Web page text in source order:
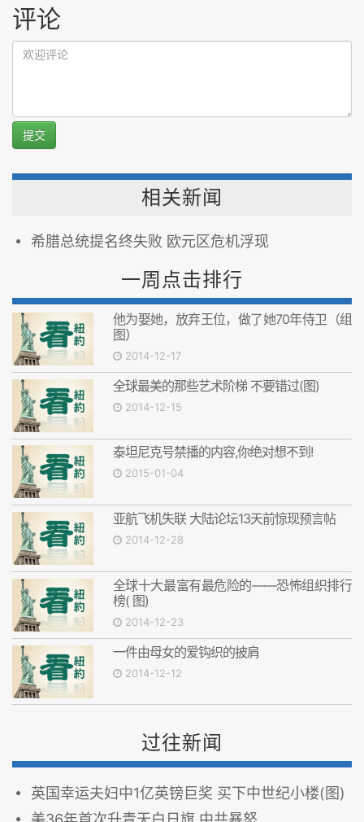
评论
提交
相关新闻
希腊总统提名终失败 欧元区危机浮现
一周点击排行
他为娶她，放弃王位，做了她70年侍卫（组
图）
2014-12-17
全球最美的那些艺术阶梯 不要错过(图)
2014-12-15
泰坦尼克号禁播的内容,你绝对想不到!
2015-01-04
亚航飞机失联 大陆论坛13天前惊现预言帖
2014-12-28
全球十大最富有最危险的——恐怖组织排行
榜( 图)
2014-12-23
一件由母女的爱钩织的披肩
2014-12-12
过往新闻
英国幸运夫妇中1亿英镑巨奖 买下中世纪小楼(图)